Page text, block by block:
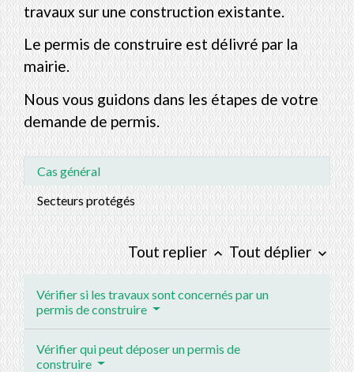
travaux sur une construction existante.
Le permis de construire est délivré par la
mairie.
Nous vous guidons dans les étapes de votre
demande de permis.
Cas général
Secteurs protégés
Tout replier keyboard_arrow_up Tout déplier keyboard_arrow_down
Vérifier si les travaux sont concernés par un
permis de construire
Vérifier qui peut déposer un permis de
construire